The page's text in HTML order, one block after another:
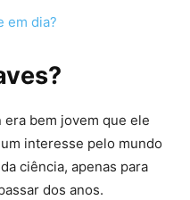
em dia?
era bem jovem que ele
interesse pelo mundo
ciência, apenas para
dos anos.